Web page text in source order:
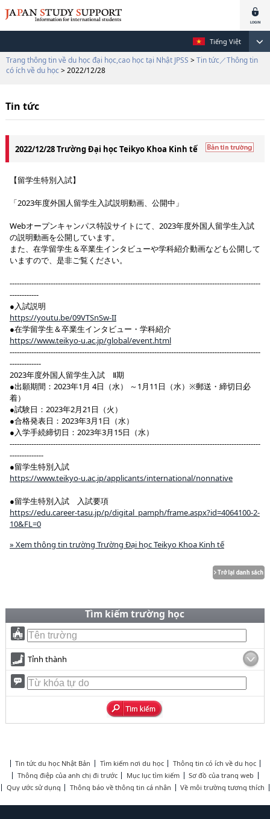
Tiếng Việt
Trang thông tin về du học đại học,cao học tại Nhật JPSS > Tin tức／Thông tin
có ích về du học > 2022/12/28
Tin tức
2022/12/28 Trường Đại học Teikyo Khoa Kinh tế
【留学生特別入試】
「2023年度外国人留学生入試説明動画、公開中」
Webオープンキャンパス特設サイトにて、2023年度外国人留学生入試
の説明動画を公開しています。
また、在学留学生＆卒業生インタビューや学科紹介動画なども公開して
いますので、是非ご覧ください。
--------------------------------------------------------------------------------------------------------
------------
●入試説明
https://youtu.be/09VTSnSw-II
●在学留学生＆卒業生インタビュー・学科紹介
https://www.teikyo-u.ac.jp/global/event.html
--------------------------------------------------------------------------------------------------------
-------------
2023年度外国人留学生入試 Ⅱ期
●出願期間：2023年1月 4日（水） ～1月11日（水）※郵送・締切日必
着）
●試験日：2023年2月21日（火）
●合格発表日：2023年3月1日（水）
●入学手続締切日：2023年3月15日（水）
--------------------------------------------------------------------------------------------------------
--------------
●留学生特別入試
https://www.teikyo-u.ac.jp/applicants/international/nonnative
●留学生特別入試 入試要項
https://edu.career-tasu.jp/p/digital_pamph/frame.aspx?id=4064100-2-
10&FL=0
» Xem thông tin trường Trường Đại học Teikyo Khoa Kinh tế
Tìm kiếm trường học
Tỉnh thành
Tin tức du học Nhật Bản Tìm kiếm nơi du học
Thông tin có ích về du học
Thông điệp của anh chị đi trước
Mục lục tìm kiếm
Sơ đồ của trang web
Quy ước sử dụng
Thông báo về thông tin cá nhân Về môi trường tương thích